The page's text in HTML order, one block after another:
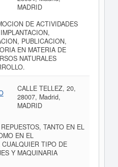
MADRID
DE ACTIVIDADES
PUBLICACION,
EN MATERIA DE
NATURALES
CALLE TELLEZ, 20,
28007, Madrid,
MADRID
TANTO EN EL
EN EL
TIPO DE
Y MAQUINARIA